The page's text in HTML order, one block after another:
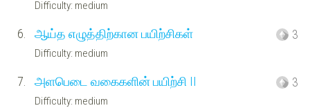
Difficulty: medium
6. ஆய்த எழுத்திற்கான பயிற்சிகள்
Difficulty: medium
3
7. அளபெடை வகைகளின் பயிற்சி II
Difficulty: medium
3